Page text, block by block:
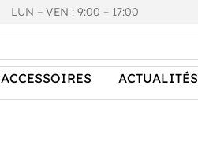
LUN – VEN : 9:00 – 17:00
ACCESSOIRES ACTUALITÉS